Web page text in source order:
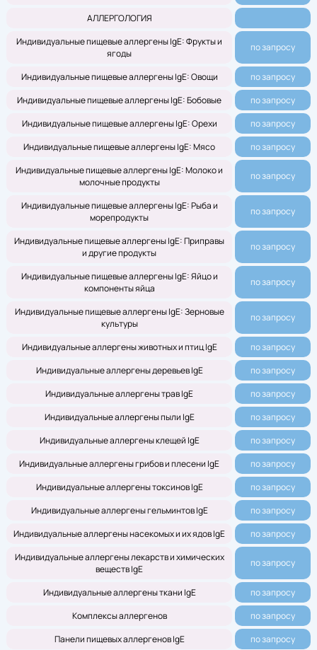
АЛЛЕРГОЛОГИЯ
Индивидуальные пищевые аллергены IgE: Фрукты и
ягоды
по запросу
Индивидуальные пищевые аллергены IgE: Овощи
по запросу
Индивидуальные пищевые аллергены IgE: Бобовые
по запросу
Индивидуальные пищевые аллергены IgE: Орехи
по запросу
Индивидуальные пищевые аллергены IgE: Мясо
по запросу
Индивидуальные пищевые аллергены IgE: Молоко и
молочные продукты
по запросу
Индивидуальные пищевые аллергены IgE: Рыба и
морепродукты
по запросу
Индивидуальные пищевые аллергены IgE: Приправы
и другие продукты
по запросу
Индивидуальные пищевые аллергены IgE: Яйцо и
компоненты яйца
по запросу
Индивидуальные пищевые аллергены IgE: Зерновые
культуры
по запросу
Индивидуальные аллергены животных и птиц IgE
по запросу
Индивидуальные аллергены деревьев IgE
по запросу
Индивидуальные аллергены трав IgE
по запросу
Индивидуальные аллергены пыли IgE
по запросу
Индивидуальные аллергены клещей IgE
по запросу
Индивидуальные аллергены грибов и плесени IgE
по запросу
Индивидуальные аллергены токсинов IgE
по запросу
Индивидуальные аллергены гельминтов IgE
по запросу
Индивидуальные аллергены насекомых и их ядов IgE
по запросу
Индивидуальные аллергены лекарств и химических
веществ IgE
по запросу
Индивидуальные аллергены ткани IgE
по запросу
Комплексы аллергенов
по запросу
Панели пищевых аллергенов IgE
по запросу